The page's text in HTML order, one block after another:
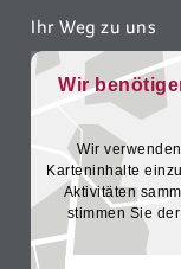
Wir
Wir
Karteninhalte
Aktivitäten
stimmen Sie
Mehr